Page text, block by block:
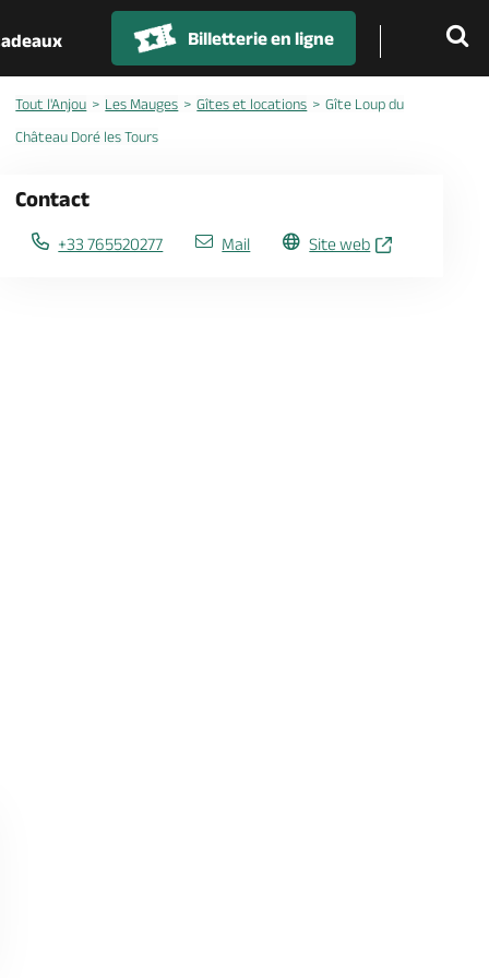
Billetterie en ligne
Tout l'Anjou Les Mauges Gîtes et locations
Gîte Loup du
Château Doré les Tours
Contact
+33 765520277 Mail Site web